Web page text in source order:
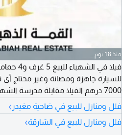
منذ 18 يوم
فيلا في
للسيارة جاهزة ومصانة وغير محتاج
ألف درهم وقابل للتفاوض
فلل ومنازل للبيع في ضاحية مغيدر ›
فلل ومنازل للبيع في الشارقة›